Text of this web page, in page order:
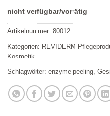
nicht verfügbar/vorrätig
Artikelnummer: 80012
Kategorien: REVIDERM
Kosmetik
Schlagwörter: enzyme peeling